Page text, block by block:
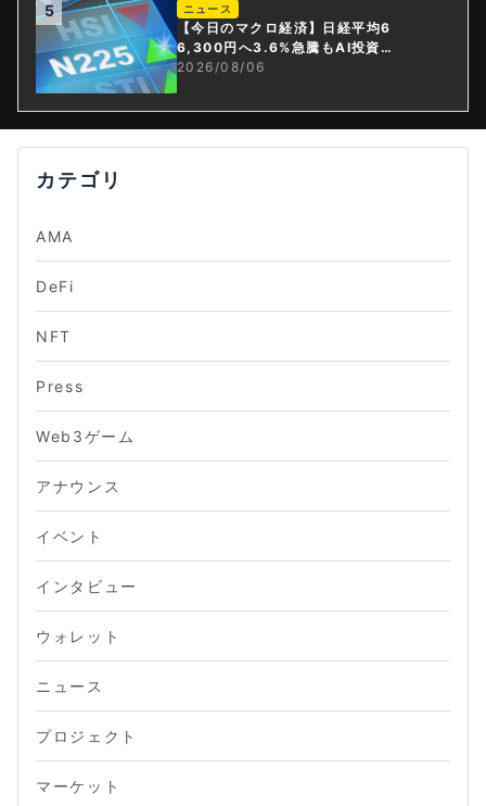
5 ニュース
【今日のマクロ経済】日経平均6
6,300円へ3.6%急騰もAI投資回
収懸念が再燃
2026/08/06
カテゴリ
AMA
DeFi
NFT
Press
Web3ゲーム
アナウンス
イベント
インタビュー
ウォレット
ニュース
プロジェクト
マーケット